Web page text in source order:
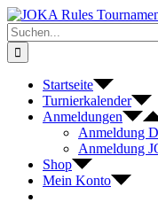
Zum
Inhalt
springen
Suche
nach:
Startseite
Turnierkalender
Anmeldungen
Anmeldung
Anmeldung
Shop
Mein Konto